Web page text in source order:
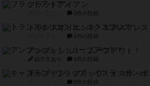
フラットアイアン
2件の投稿
トランスオリエント・エクスプレス
1件の投稿
アンブッシュ！：ムーブアウト！
紹介文あり 1件の投稿
キャプテン・フリップ：イスラ・
2件の投稿